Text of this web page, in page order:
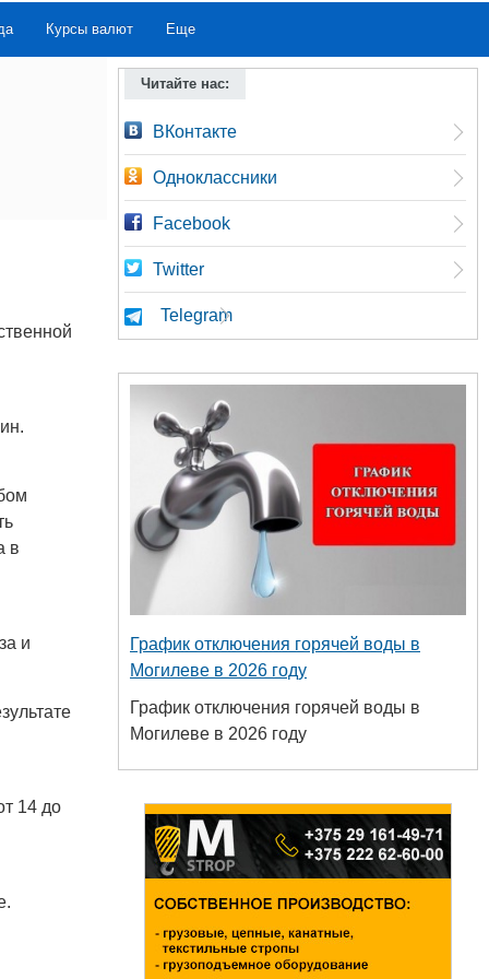
Курсы валют Еще
в
и
14 до
Читайте нас:
ВКонтакте
Одноклассники
Facebook
Twitter
Telegram
График отключения горячей воды в
Могилеве в 2026 году
График отключения горячей воды в
Могилеве в 2026 году